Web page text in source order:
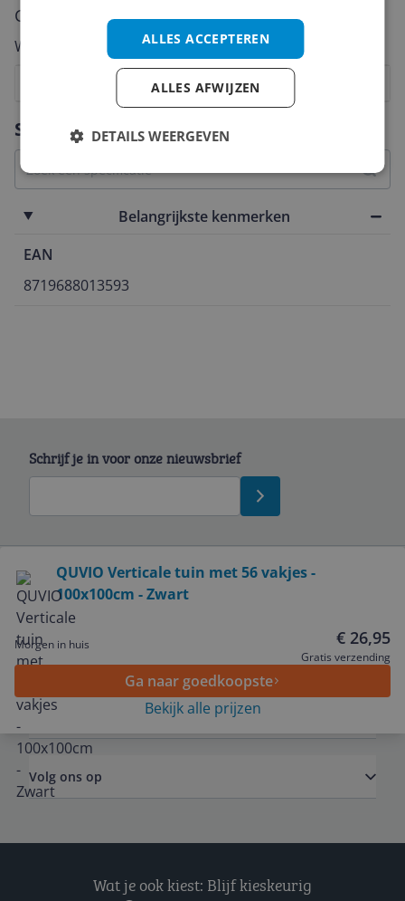
Specificaties
Belangrijkste kenmerken
EAN
8719688013593
Cijfer
Welk cijfer geef jij dit product?
7
6
5
QUVIO Verticale tuin met 56 vakjes -
100x100cm - Zwart
Morgen in huis € 26,95
Gratis verzending
Ga naar goedkoopste
Bekijk alle prijzen
Schrijf je in voor onze nieuwsbrief
Service
Algemeen
Zakelijk
Volg ons op
Wat je ook kiest: Blijf kieskeurig
ALLES ACCEPTEREN
ALLES AFWIJZEN
DETAILS WEERGEVEN